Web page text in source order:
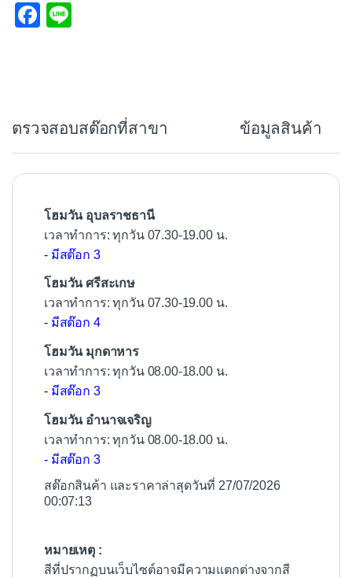
F
o
o
ตรวจสอบสต๊อกที่สาขา ข้อมูลสินค้า
โฮมวัน อุบลราชธานี
เวลาทำการ: ทุกวัน 07.30-19.00 น.
- มีสต๊อก 3
โฮมวัน ศรีสะเกษ
เวลาทำการ: ทุกวัน 07.30-19.00 น.
- มีสต๊อก 4
โฮมวัน มุกดาหาร
เวลาทำการ: ทุกวัน 08.00-18.00 น.
- มีสต๊อก 3
โฮมวัน อำนาจเจริญ
เวลาทำการ: ทุกวัน 08.00-18.00 น.
- มีสต๊อก 3
สต๊อกสินค้า และราคาล่าสุดวันที่ 27/07/2026
00:07:13
หมายเหตุ :
สีที่ปรากฏบนเว็บไซต์อาจมีความแตกต่างจากสี